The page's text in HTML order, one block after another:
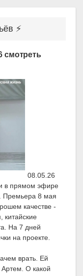
⚡
смотреть
08.05.26
в прямом эфире
Премьера 8 мая
качестве -
китайские
На 7 дней
на проекте.
врать. Ей
Артем. О какой